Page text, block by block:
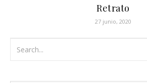
Retrato
27 junio, 2020